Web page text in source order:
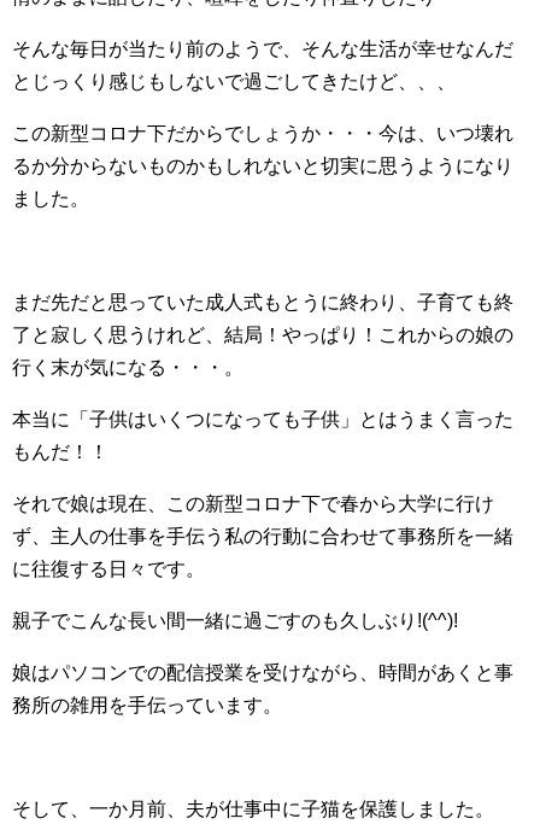
そんな毎日が当たり前のようで、そんな生活が幸せなんだ
とじっくり感じもしないで過ごしてきたけど、、、
この新型コロナ下だからでしょうか・・・今は、いつ壊れ
るか分からないものかもしれないと切実に思うようになり
ました。
まだ先だと思っていた成人式もとうに終わり、子育ても終
了と寂しく思うけれど、結局！やっぱり！これからの娘の
行く末が気になる・・・。
本当に「子供はいくつになっても子供」とはうまく言った
もんだ！！
それで娘は現在、この新型コロナ下で春から大学に行け
ず、主人の仕事を手伝う私の行動に合わせて事務所を一緒
に往復する日々です。
親子でこんな長い間一緒に過ごすのも久しぶり!(^^)!
娘はパソコンでの配信授業を受けながら、時間があくと事
務所の雑用を手伝っています。
そして、一か月前、夫が仕事中に子猫を保護しました。